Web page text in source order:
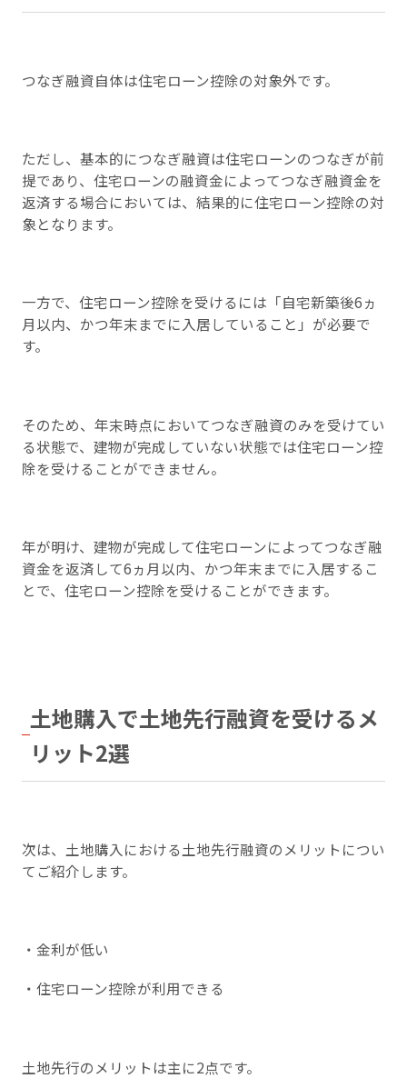
つなぎ融資自体は住宅ローン控除の対象外です。
ただし、基本的につなぎ融資は住宅ローンのつなぎが前
提であり、住宅ローンの融資金によってつなぎ融資金を
返済する場合においては、結果的に住宅ローン控除の対
象となります。
一方で、住宅ローン控除を受けるには「自宅新築後6ヵ
月以内、かつ年末までに入居していること」が必要で
す。
そのため、年末時点においてつなぎ融資のみを受けてい
る状態で、建物が完成していない状態では住宅ローン控
除を受けることができません。
年が明け、建物が完成して住宅ローンによってつなぎ融
資金を返済して6ヵ月以内、かつ年末までに入居するこ
とで、住宅ローン控除を受けることができます。
土地購入で土地先行融資を受けるメ
リット2選
次は、土地購入における土地先行融資のメリットについ
てご紹介します。
・金利が低い
・住宅ローン控除が利用できる
土地先行のメリットは主に2点です。